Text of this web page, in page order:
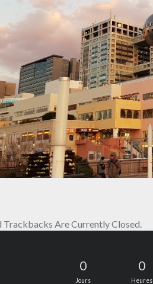
Trackbacks Are Currently Closed.
0
Jours
0
Heures